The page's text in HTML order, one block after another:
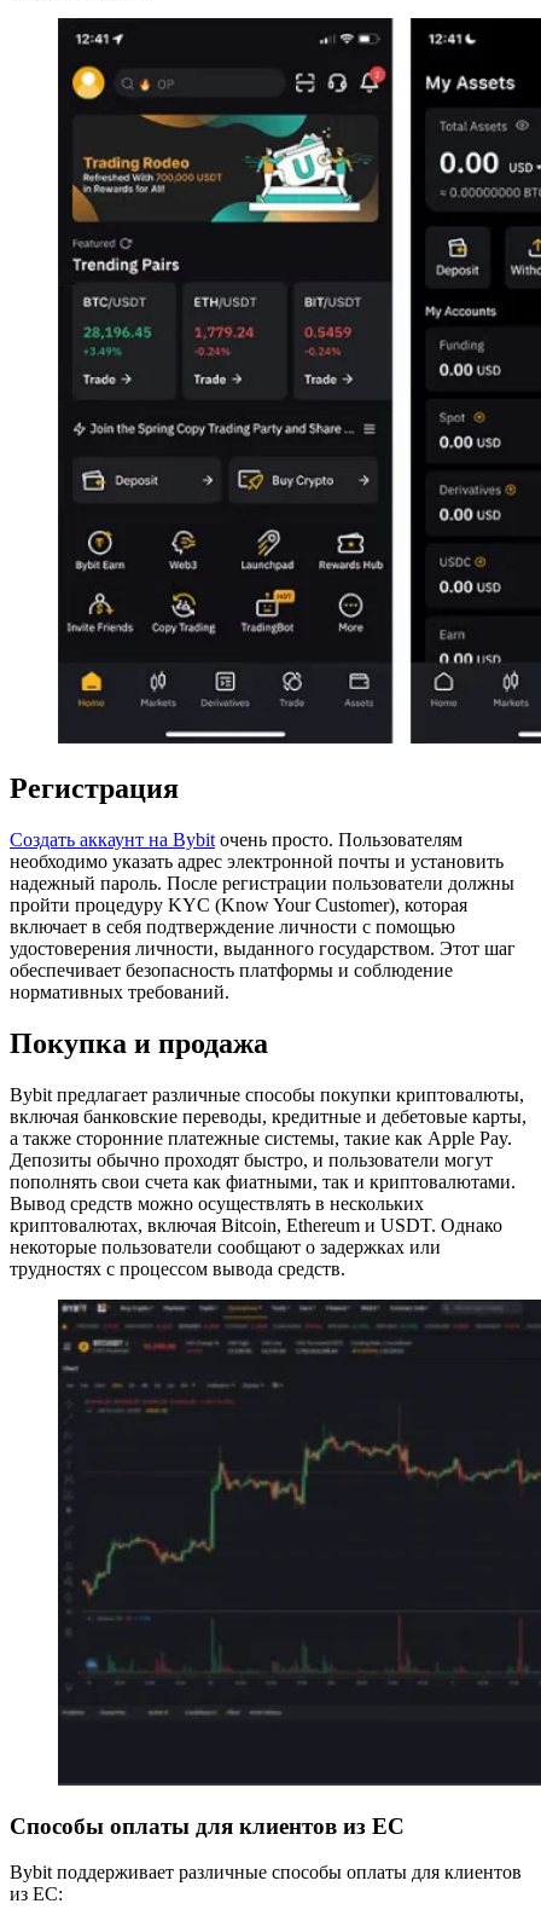
Регистрация
Создать аккаунт на Bybit очень просто. Пользователям
необходимо указать адрес электронной почты и установить
надежный пароль. После регистрации пользователи должны
пройти процедуру KYC (Know Your Customer), которая
включает в себя подтверждение личности с помощью
удостоверения личности, выданного государством. Этот шаг
обеспечивает безопасность платформы и соблюдение
нормативных требований.
Покупка и продажа
Bybit предлагает различные способы покупки криптовалюты,
включая банковские переводы, кредитные и дебетовые карты,
а также сторонние платежные системы, такие как Apple Pay.
Депозиты обычно проходят быстро, и пользователи могут
пополнять свои счета как фиатными, так и криптовалютами.
Вывод средств можно осуществлять в нескольких
криптовалютах, включая Bitcoin, Ethereum и USDT. Однако
некоторые пользователи сообщают о задержках или
трудностях с процессом вывода средств.
Способы оплаты для клиентов из ЕС
Bybit поддерживает различные способы оплаты для клиентов
из ЕС: